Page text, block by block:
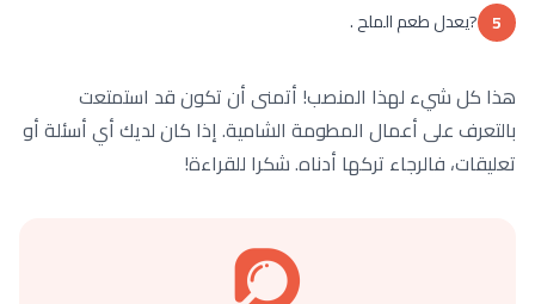
5 ?يعدل طعم الملح .
هذا كل شيء لهذا المنصب! أتمنى أن تكون قد استمتعت
بالتعرف على أعمال المطومة الشامية. إذا كان لديك أي أسئلة أو
تعليقات، فالرجاء تركها أدناه. شكرا للقراءة!